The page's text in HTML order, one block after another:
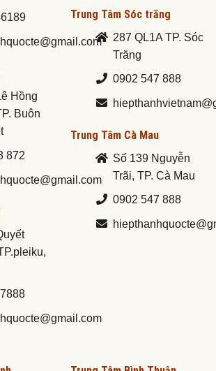
Hồng
Buôn
872
Trung Tâm Sóc trăng
287 QL1A TP. Sóc
Trăng
0902 547 888
Trung Tâm Cà Mau
Số 139 Nguyễn
Trãi, TP. Cà Mau
0902 547 888